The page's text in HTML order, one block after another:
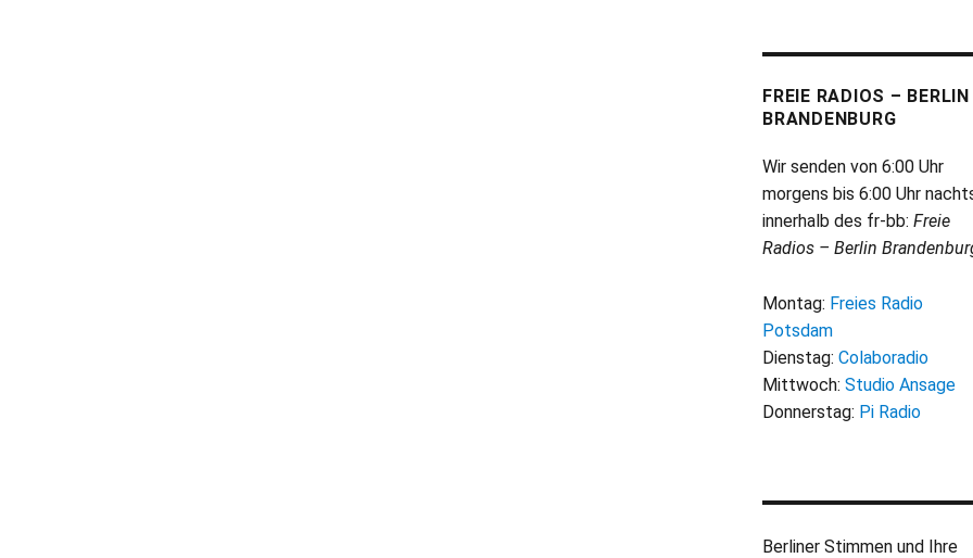
FREIE RADIOS – BERLIN
BRANDENBURG
Wir senden von 6:00 Uhr
morgens bis 6:00 Uhr
innerhalb des fr-bb: Freie
Radios – Berlin
Montag: Freies Radio
Potsdam
Dienstag: Colaboradio
Mittwoch: Studio Ansage
Donnerstag: Pi Radio
Berliner Stimmen und Ihre